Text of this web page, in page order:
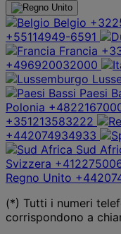
Belgio
+55114949-6591
Francia
+496920032000
Paesi
Polonia
+351213583222
+442074934933
Sud
Svizzera
Regno Unito
(*) Tutti i numeri
corrispondono a